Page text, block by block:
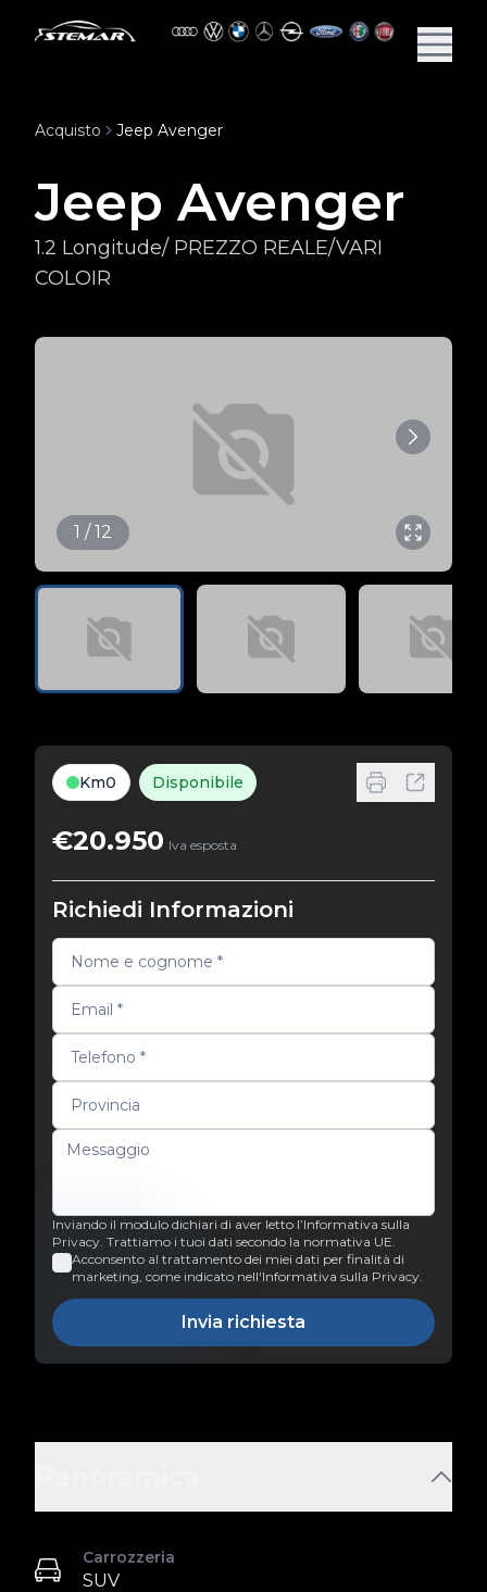
Acquisto Jeep Avenger
Jeep Avenger
1.2 Longitude/ PREZZO REALE/VARI
COLOIR
1 / 12
Km0 Disponibile
€20.950 Iva esposta
Richiedi Informazioni
Inviando il modulo dichiari di aver letto l’Informativa sulla
Privacy. Trattiamo i tuoi dati secondo la normativa UE.
Acconsento al trattamento dei miei dati per finalità di
marketing, come indicato nell'Informativa sulla Privacy.
Invia richiesta
Carrozzeria
SUV